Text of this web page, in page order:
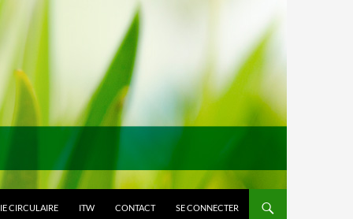
CIRCULAIRE ITW CONTACT SE CONNECTER